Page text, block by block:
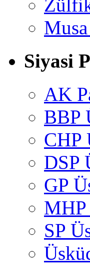
Siyasi
AK
BBP
CHP
DSP
GP
MHP
SP